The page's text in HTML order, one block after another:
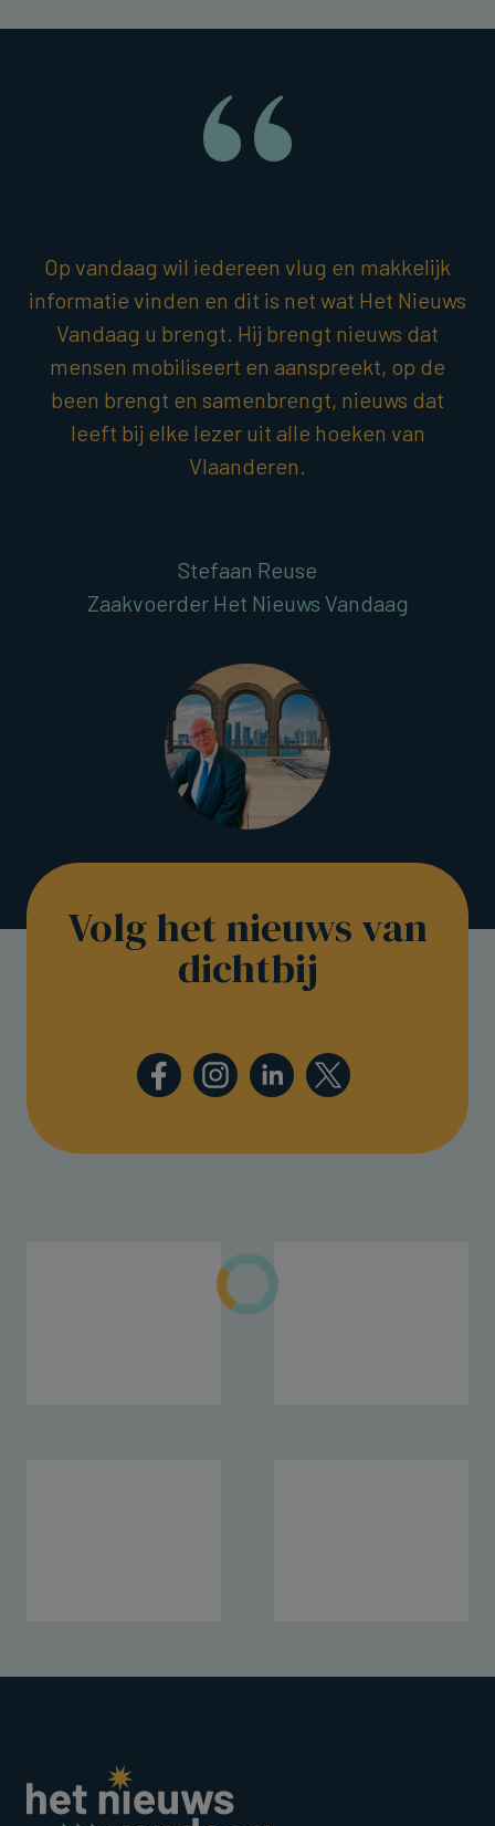
Op vandaag wil iedereen vlug en makkelijk
informatie vinden en dit is net wat Het Nieuws
Vandaag u brengt. Hij brengt nieuws dat
mensen mobiliseert en aanspreekt, op de
been brengt en samenbrengt, nieuws dat
leeft bij elke lezer uit alle hoeken van
Vlaanderen.
Stefaan Reuse
Zaakvoerder Het Nieuws Vandaag
Volg het nieuws van
dichtbij